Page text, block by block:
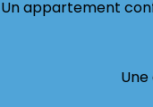
Un appartement